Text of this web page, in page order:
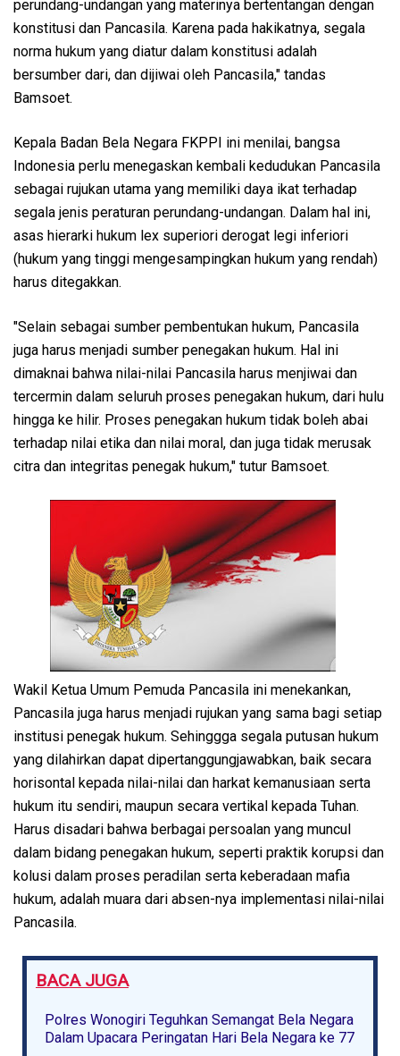
perundang-undangan yang materinya bertentangan dengan
konstitusi dan Pancasila. Karena pada hakikatnya, segala
norma hukum yang diatur dalam konstitusi adalah
bersumber dari, dan dijiwai oleh Pancasila," tandas
Bamsoet.
Kepala Badan Bela Negara FKPPI ini menilai, bangsa
Indonesia perlu menegaskan kembali kedudukan Pancasila
sebagai rujukan utama yang memiliki daya ikat terhadap
segala jenis peraturan perundang-undangan. Dalam hal ini,
asas hierarki hukum lex superiori derogat legi inferiori
(hukum yang tinggi mengesampingkan hukum yang rendah)
harus ditegakkan.
"Selain sebagai sumber pembentukan hukum, Pancasila
juga harus menjadi sumber penegakan hukum. Hal ini
dimaknai bahwa nilai-nilai Pancasila harus menjiwai dan
tercermin dalam seluruh proses penegakan hukum, dari hulu
hingga ke hilir. Proses penegakan hukum tidak boleh abai
terhadap nilai etika dan nilai moral, dan juga tidak merusak
citra dan integritas penegak hukum," tutur Bamsoet.
Wakil Ketua Umum Pemuda Pancasila ini menekankan,
Pancasila juga harus menjadi rujukan yang sama bagi setiap
institusi penegak hukum. Sehinggga segala putusan hukum
yang dilahirkan dapat dipertanggungjawabkan, baik secara
horisontal kepada nilai-nilai dan harkat kemanusiaan serta
hukum itu sendiri, maupun secara vertikal kepada Tuhan.
Harus disadari bahwa berbagai persoalan yang muncul
dalam bidang penegakan hukum, seperti praktik korupsi dan
kolusi dalam proses peradilan serta keberadaan mafia
hukum, adalah muara dari absen-nya implementasi nilai-nilai
Pancasila.
BACA JUGA
Polres Wonogiri Teguhkan Semangat Bela Negara
Dalam Upacara Peringatan Hari Bela Negara ke 77